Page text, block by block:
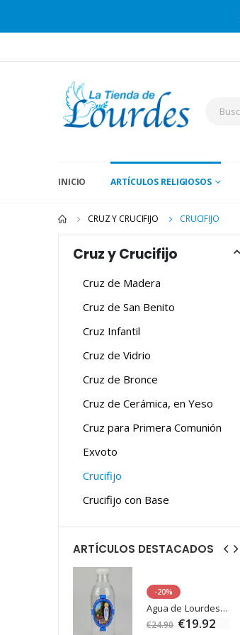
INICIO ARTÍCULOS RELIGIOSOS
CRUZ Y CRUCIFIJO CRUCIFIJO
Cruz y Crucifijo
Cruz de Madera
Cruz de San Benito
Cruz Infantil
Cruz de Vidrio
Cruz de Bronce
Cruz de Cerámica, en Yeso
Cruz para Primera Comunión
Exvoto
Crucifijo
Crucifijo con Base
ARTÍCULOS DESTACADOS
-20%
Agua de Lourdes 1L
€24.90 €19.92